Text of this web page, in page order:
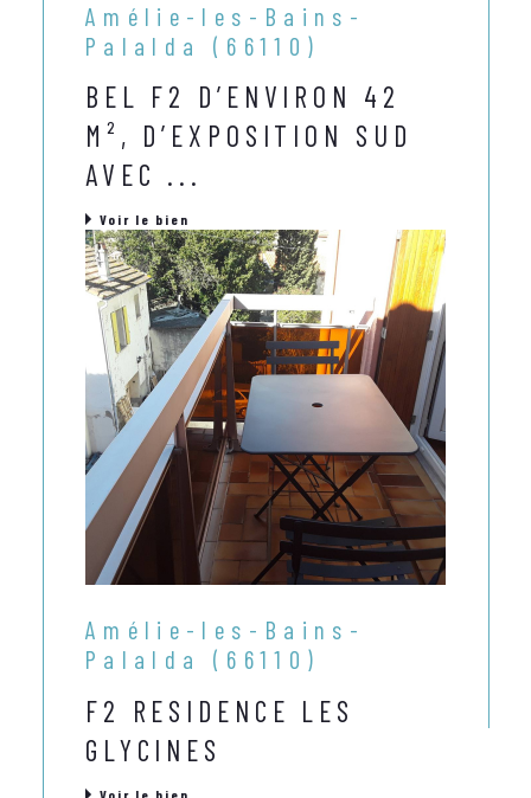
Amélie-les-Bains-
Palalda (66110)
BEL F2 D’ENVIRON 42
M², D’EXPOSITION SUD
AVEC ...
Voir le bien
Amélie-les-Bains-
Palalda (66110)
F2 RESIDENCE LES
GLYCINES
Voir le bien